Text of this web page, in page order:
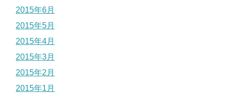
2015年6月
2015年5月
2015年4月
2015年3月
2015年2月
2015年1月